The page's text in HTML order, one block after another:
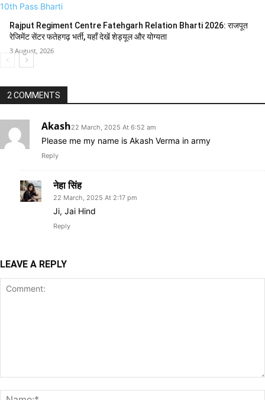
10th Pass Bharti
Rajput Regiment Centre Fatehgarh Relation Bharti 2026: राजपूत
रेजिमेंट सेंटर फतेहगढ़ भर्ती, यहाँ देखें शेड्यूल और योग्यता
3 August, 2026
2 COMMENTS
Akash22 March, 2025 At 6:52 am
Please me my name is Akash Verma in army
Reply
नेहा सिंह
22 March, 2025 At 2:17 pm
Ji, Jai Hind
Reply
LEAVE A REPLY